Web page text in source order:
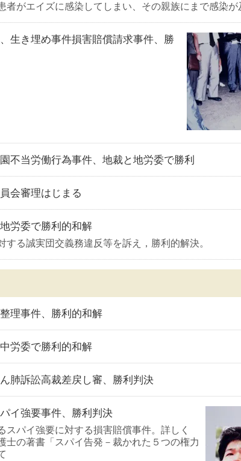
者がエイズに感染してしまい、その親族にまで感染が
生き埋め事件損害賠償請求事件、勝
不当労働行為事件、地裁と地労委で勝利
会審理はじまる
労委で勝利的和解
する誠実団交義務違反等を訴え，勝利的解決。
理事件、勝利的和解
労委で勝利的和解
肺訴訟高裁差戻し審、勝利判決
イ強要事件、勝利判決
スパイ強要に対する損害賠償事件。詳しく
士の著書「スパイ告発－裁かれた５つの権力